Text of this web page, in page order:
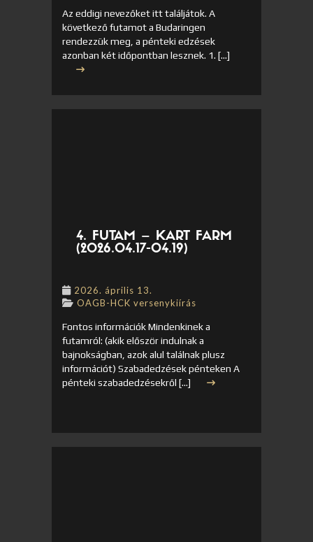
Az eddigi nevezőket itt találjátok. A
következő futamot a Budaringen
rendezzük meg, a pénteki edzések
azonban két időpontban lesznek. 1. […]
4. FUTAM – KART FARM
(2026.04.17-04.19)
2026. április 13.
OAGB-HCK versenykiírás
Fontos információk Mindenkinek a
futamról: (akik először indulnak a
bajnokságban, azok alul találnak plusz
információt) Szabadedzések pénteken A
pénteki szabadedzésekről […]